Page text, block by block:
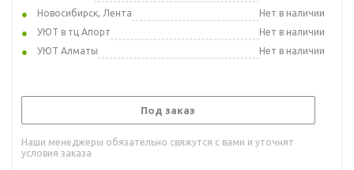
Новосибирск, Лента
Нет в наличии
УЮТ в тц Апорт
Нет в наличии
УЮТ Алматы
Нет в наличии
Под заказ
Наши менеджеры обязательно свяжутся с вами и уточнят
условия заказа